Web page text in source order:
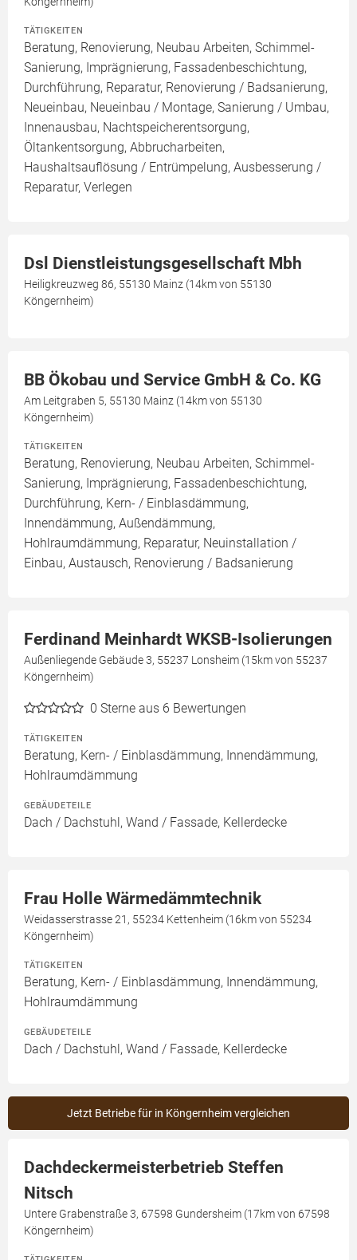
TÄTIGKEITEN
Beratung, Renovierung, Neubau Arbeiten, Schimmel-
Sanierung, Imprägnierung, Fassadenbeschichtung,
Durchführung, Reparatur, Renovierung / Badsanierung,
Neueinbau, Neueinbau / Montage, Sanierung / Umbau,
Innenausbau, Nachtspeicherentsorgung,
Öltankentsorgung, Abbrucharbeiten,
Haushaltsauflösung / Entrümpelung, Ausbesserung /
Reparatur, Verlegen
Dsl Dienstleistungsgesellschaft Mbh
Heiligkreuzweg 86, 55130 Mainz (14km von 55130
Köngernheim)
BB Ökobau und Service GmbH & Co. KG
Am Leitgraben 5, 55130 Mainz (14km von 55130
Köngernheim)
TÄTIGKEITEN
Beratung, Renovierung, Neubau Arbeiten, Schimmel-
Sanierung, Imprägnierung, Fassadenbeschichtung,
Durchführung, Kern- / Einblasdämmung,
Innendämmung, Außendämmung,
Hohlraumdämmung, Reparatur, Neuinstallation /
Einbau, Austausch, Renovierung / Badsanierung
Ferdinand Meinhardt WKSB-Isolierungen
Außenliegende Gebäude 3, 55237 Lonsheim (15km von 55237
Köngernheim)
0 Sterne aus 6 Bewertungen
TÄTIGKEITEN
Beratung, Kern- / Einblasdämmung, Innendämmung,
Hohlraumdämmung
GEBÄUDETEILE
Dach / Dachstuhl, Wand / Fassade, Kellerdecke
Frau Holle Wärmedämmtechnik
Weidasserstrasse 21, 55234 Kettenheim (16km von 55234
Köngernheim)
TÄTIGKEITEN
Beratung, Kern- / Einblasdämmung, Innendämmung,
Hohlraumdämmung
GEBÄUDETEILE
Dach / Dachstuhl, Wand / Fassade, Kellerdecke
Jetzt Betriebe für in Köngernheim vergleichen
Dachdeckermeisterbetrieb Steffen
Nitsch
Untere Grabenstraße 3, 67598 Gundersheim (17km von 67598
Köngernheim)